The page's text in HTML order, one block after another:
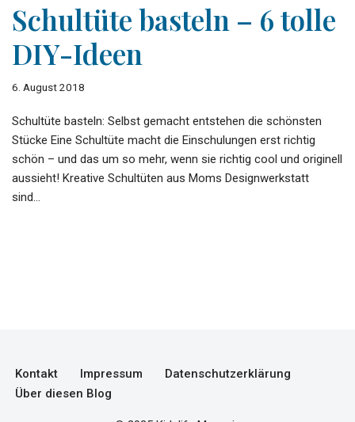
Schultüte basteln – 6 tolle
DIY-Ideen
6. August 2018
Schultüte basteln: Selbst gemacht entstehen die schönsten
Stücke Eine Schultüte macht die Einschulungen erst richtig
schön – und das um so mehr, wenn sie richtig cool und originell
aussieht! Kreative Schultüten aus Moms Designwerkstatt
sind…
Kontakt Impressum
Datenschutzerklärung
Über diesen Blog